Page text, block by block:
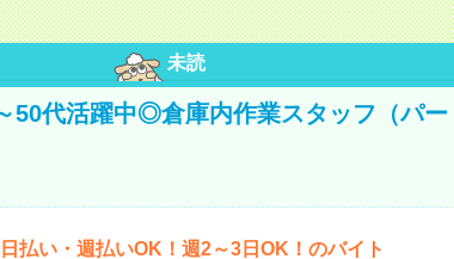
未読
50代活躍中◎倉庫内作業スタッフ（パー
払い・週払いOK！週2～3日OK！のバイト